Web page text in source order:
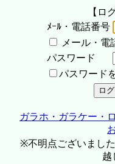
【ロ
ﾒｰﾙ・電話番号
メール・電
パスワード
パスワード
ガラホ・ガラケー・
※不明点ございまし
越